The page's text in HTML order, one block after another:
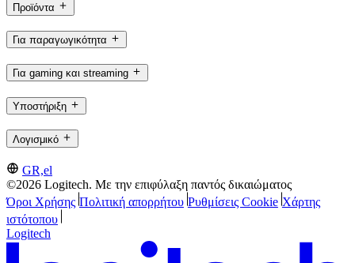
Προϊόντα
Για παραγωγικότητα
Για gaming και streaming
Υποστήριξη
Λογισμικό
GR,el
©2026 Logitech. Με την επιφύλαξη παντός δικαιώματος
Όροι Χρήσης Πολιτική απορρήτου Ρυθμίσεις Cookie Χάρτης
ιστότοπου
Logitech